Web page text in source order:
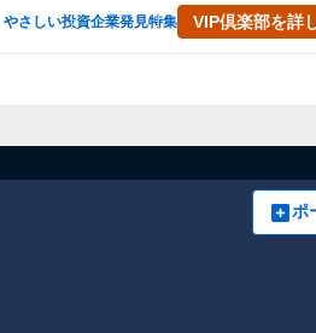
やさしい投資企業発見特集 VIP倶楽部を詳
ポ